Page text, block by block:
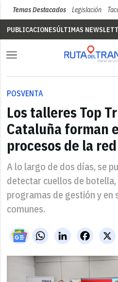
Temas Destacados Legislación
PUBLICACIONESÚLTIMAS
POSVENTA
Los talleres Top
Cataluña forman
procesos de la red
A lo largo de dos días, se
detectar cuellos de
programas de gestión y en
comunes.
WhatsAppLinkedIn X